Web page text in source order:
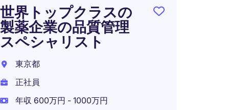
世界トップクラスの
製薬企業の品質管理
スペシャリスト
東京都
正社員
年収 600万円 - 1000万円